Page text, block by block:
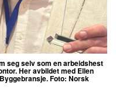
seg selv som en arbeidshest
Her avbildet med Ellen
Foto: Norsk